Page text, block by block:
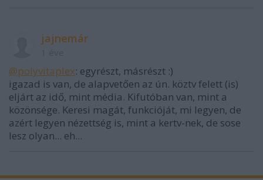
jajnemár
@polyvitaplex: egyrészt, másrészt :)
igazad is van, de alapvetően az ún. köztv felett (is)
eljárt az idő, mint média. Kifutóban van, mint a
közönsége. Keresi magát, funkcióját, mi legyen, de
azért legyen nézettség is, mint a kertv-nek, de sose
lesz olyan... eh...